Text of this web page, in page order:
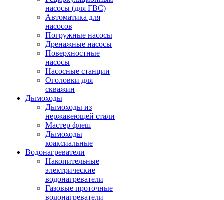
насосы (для ГВС)
Автоматика для
насосов
Погружные насосы
Дренажные насосы
Поверхностные
насосы
Насосные станции
Оголовки для
скважин
Дымоходы
Дымоходы из
нержавеющей стали
Мастер флеш
Дымоходы
коаксиальные
Водонагреватели
Накопительные
электрические
водонагреватели
Газовые проточные
водонагреватели